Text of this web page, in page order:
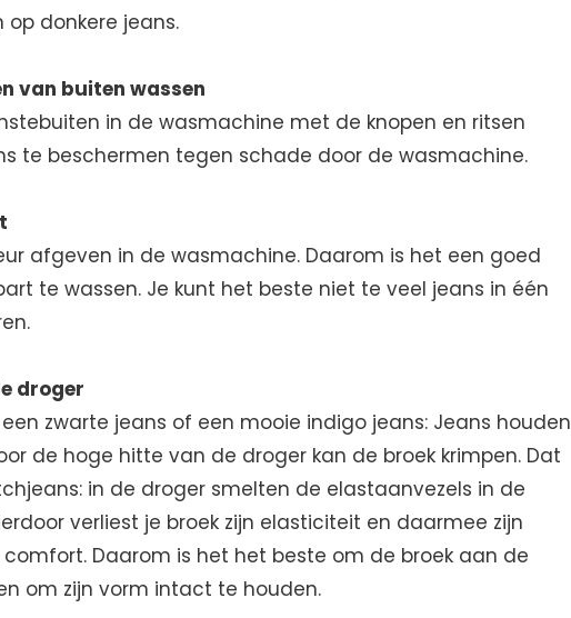
donkere jeans.
van buiten wassen
in de wasmachine met de knopen en ritsen
te beschermen tegen schade door de wasmachine.
afgeven in de wasmachine. Daarom is het een goed
te wassen. Je kunt het beste niet te veel jeans in één
droger
​​zwarte jeans of een mooie indigo jeans: Jeans houden
de hoge hitte van de droger kan de broek krimpen. Dat
in de droger smelten de elastaanvezels in de
verliest je broek zijn elasticiteit en daarmee zijn
Daarom is het het beste om de broek aan de
om zijn vorm intact te houden.